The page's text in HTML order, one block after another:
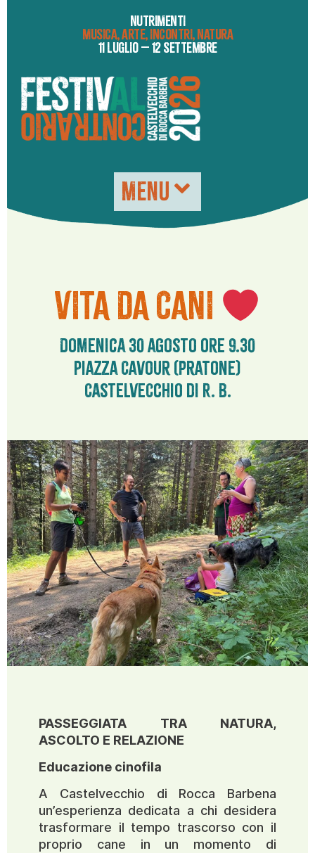
NUTRIMENTI
MUSICA, ARTE, INCONTRI, NATURA
11 LUGLIO – 12 SETTEMBRE
MENU
VITA DA CANI
Domenica 30 agosto Ore 9.30
Piazza Cavour (pratone)
Castelvecchio di R. B.
PASSEGGIATA TRA NATURA,
ASCOLTO E RELAZIONE
Educazione cinofila
A Castelvecchio di Rocca Barbena
un’esperienza dedicata a chi desidera
trasformare il tempo trascorso con il
proprio cane in un momento di